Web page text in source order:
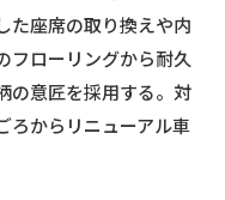
た座席の取り換えや内
フローリングから耐久
の意匠を採用する。対
ろからリニューアル車